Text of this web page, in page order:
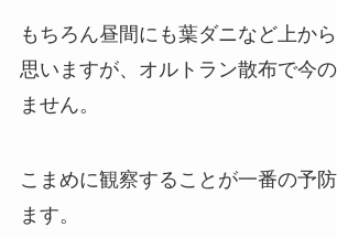
もちろん昼間にも葉ダニなど上か
思いますが、オルトラン散布で今
ません。
こまめに観察することが一番の予
ます。